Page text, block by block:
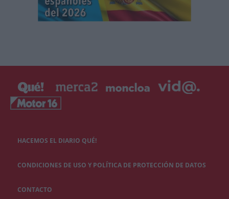
HACEMOS EL DIARIO QUÉ!
CONDICIONES DE USO Y POLÍTICA DE PROTECCIÓN DE DATOS
CONTACTO